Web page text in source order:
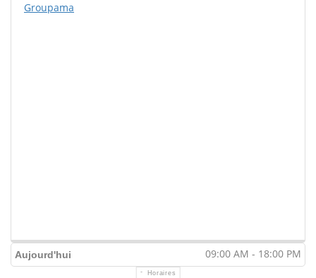
Groupama
Aujourd'hui 09:00 AM - 18:00 PM
Horaires